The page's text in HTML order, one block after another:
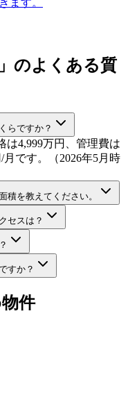
のよくある質
らですか？
は4,999万円、管理費は
月です。（2026年5月時
積を教えてください。
セスは？
すか？
件